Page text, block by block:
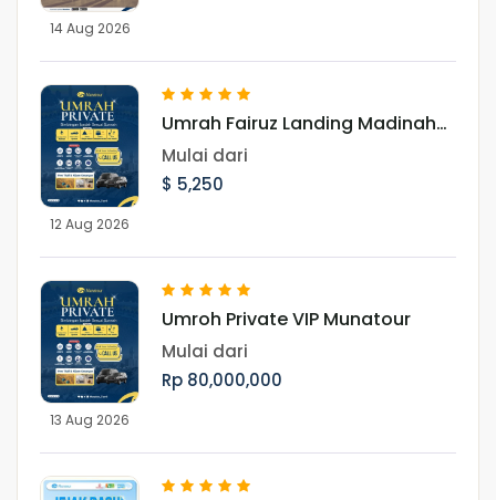
14 Aug 2026
12 Aug 2026
Umrah Fairuz Landing Madinah
12 Agustus 2026
Mulai dari
$ 5,250
13 Aug 2026
Umroh Private VIP Munatour
Mulai dari
Rp 80,000,000